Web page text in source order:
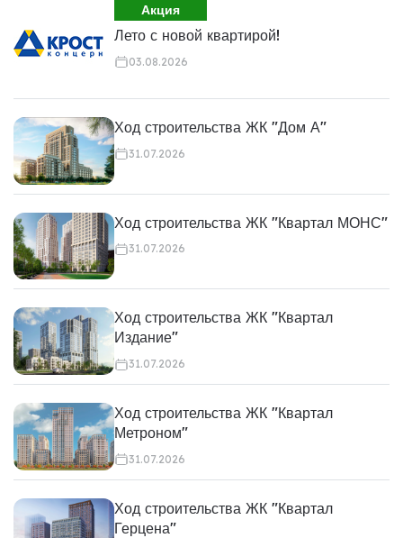
Акция
Лето с новой квартирой!
03.08.2026
Ход строительства ЖК "Дом А"
31.07.2026
Ход строительства ЖК "Квартал МОНС"
31.07.2026
Ход строительства ЖК "Квартал
Издание"
31.07.2026
Ход строительства ЖК "Квартал
Метроном"
31.07.2026
Ход строительства ЖК "Квартал
Герцена"